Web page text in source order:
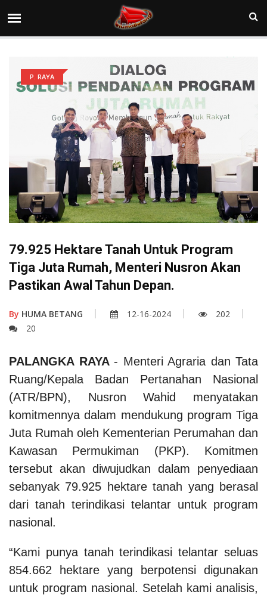
P. RAYA
79.925 Hektare Tanah Untuk Program
Tiga Juta Rumah, Menteri Nusron Akan
Pastikan Awal Tahun Depan.
By HUMA BETANG 12-16-2024
202
20
PALANGKA RAYA - Menteri Agraria dan Tata
Ruang/Kepala Badan Pertanahan Nasional
(ATR/BPN), Nusron Wahid menyatakan
komitmennya dalam mendukung program Tiga
Juta Rumah oleh Kementerian Perumahan dan
Kawasan Permukiman (PKP). Komitmen
tersebut akan diwujudkan dalam penyediaan
sebanyak 79.925 hektare tanah yang berasal
dari tanah terindikasi telantar untuk program
nasional.
“Kami punya tanah terindikasi telantar seluas
854.662 hektare yang berpotensi digunakan
untuk program nasional. Setelah kami analisis,